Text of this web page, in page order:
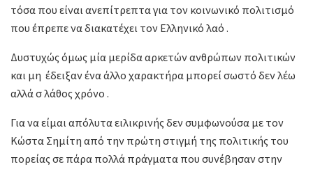
τόσα που είναι ανεπίτρεπτα για τον κοινωνικό πολιτισμό
που έπρεπε να διακατέχει τον Ελληνικό λαό .
Δυστυχώς όμως μία μερίδα αρκετών ανθρώπων πολιτικών
και μη έδειξαν ένα άλλο χαρακτήρα μπορεί σωστό δεν λέω
αλλά σ λάθος χρόνο .
Για να είμαι απόλυτα ειλικρινής δεν συμφωνούσα με τον
Κώστα Σημίτη από την πρώτη στιγμή της πολιτικής του
πορείας σε πάρα πολλά πράγματα που συνέβησαν στην